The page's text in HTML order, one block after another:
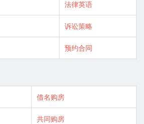
法律英语
诉讼策略
预约合同
借名购房
共同购房